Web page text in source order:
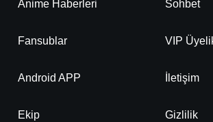
Anime Haberleri Sohbet
Fansublar VIP
Android APP İletişim
Ekip Gizlilik